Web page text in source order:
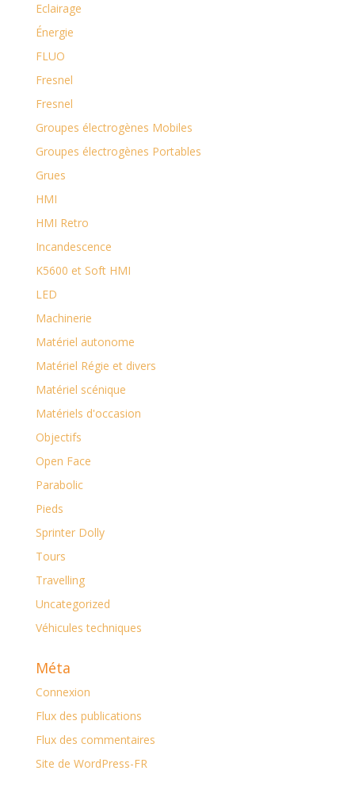
Eclairage
Énergie
FLUO
Fresnel
Fresnel
Groupes électrogènes Mobiles
Groupes électrogènes Portables
Grues
HMI
HMI Retro
Incandescence
K5600 ​et Soft HMI
LED
Machinerie
Matériel autonome
Matériel Régie et divers
Matériel scénique
Matériels d'occasion
Objectifs
Open Face
Parabolic
Pieds
Sprinter Dolly
Tours
Travelling
Uncategorized
Véhicules techniques
Méta
Connexion
Flux des publications
Flux des commentaires
Site de WordPress-FR